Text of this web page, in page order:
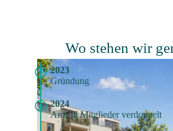
Wo stehen wir
2023
Gründung
2024
Anzahl Mitglieder verdoppelt